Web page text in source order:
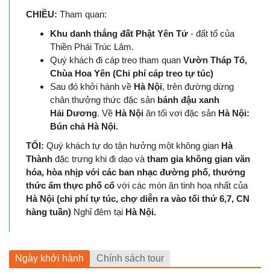
CHIỀU: Tham quan:
Khu danh thắng đất Phật Yên Tử- đất tổ của
Thiền Phái Trúc Lâm.
Quý khách đi cáp treo tham quan Vườn Tháp Tổ,
Chùa Hoa Yên (Chi phí cáp treo tự túc)
Sau đó khởi hành về Hà Nội, trên đường dừng
chân thưởng thức đặc sản bánh đậu xanh
Hải Dương. Về Hà Nội ăn tối vơi đặc sản Hà Nội:
Bún chả Hà Nội.
TỐI: Quý khách tự do tận hưởng một không gian Hà
Thànhđặc trưng khi đi dạo và tham gia không gian văn
hóa, hòa nhịp với các ban nhạc đường phố, thưởng
thức ẩm thực phố cổvới các món ăn tinh hoa nhất của
Hà Nội (chi phí tự túc, chợ diễn ra vào tối thứ 6,7, CN
hàng tuần) Nghỉ đêm tại Hà Nội.
Ngày khởi hành Chính sách tour